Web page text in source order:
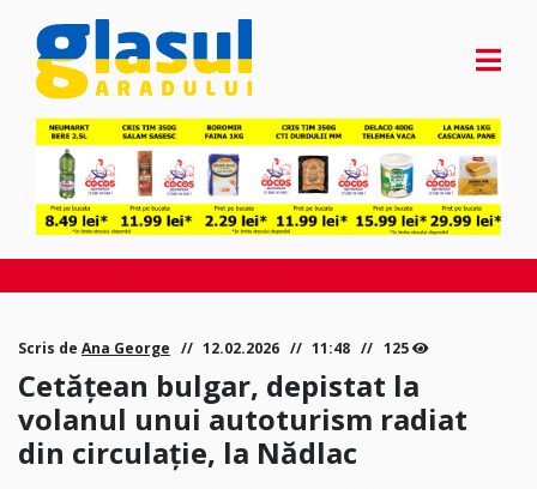
Scris de Ana George 12.02.2026 11:48 125
Cetățean bulgar, depistat la
volanul unui autoturism radiat
din circulație, la Nădlac